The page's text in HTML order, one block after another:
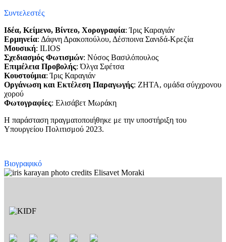
Συντελεστές
Ιδέα, Κείμενο, Βίντεο, Χορογραφία: Ίρις Καραγιάν
Ερμηνεία: Δάφνη Δρακοπούλου, Δέσποινα Σανιδά-Κρεζία
Μουσική: ILIOS
Σχεδιασμός Φωτισμών: Νύσος Βασιλόπουλος
Επιμέλεια Προβολής: Όλγα Σφέτσα
Κουστούμια: Ίρις Καραγιάν
Οργάνωση και Εκτέλεση Παραγωγής: ΖΗΤΑ, ομάδα σύγχρονου
χορού
Φωτογραφίες: Ελισάβετ Μωράκη
Η παράσταση πραγματοποιήθηκε με την υποστήριξη του
Υπουργείου Πολιτισμού 2023.
Βιογραφικό